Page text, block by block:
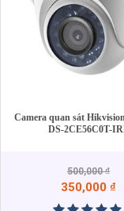
Camera quan sát
DS-2CE56C0T-
500,000₫
350,000 ₫